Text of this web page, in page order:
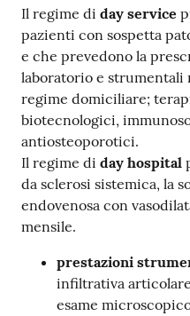
Il regime di day service
pazienti con sospetta
e che prevedono la
laboratorio e strumentali
regime domiciliare;
biotecnologici,
antiosteoporotici.
Il regime di day hospital
da sclerosi sistemica, la
endovenosa con
mensile.
prestazioni
infiltrativa
esame